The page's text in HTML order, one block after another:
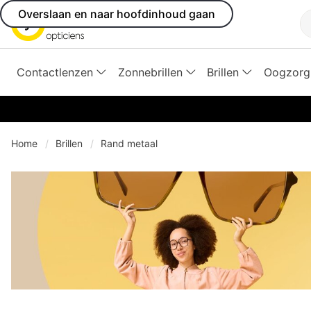
Overslaan en naar hoofdinhoud gaan
Contactlenzen Zonnebrillen Brillen Oogzorg
Home Brillen Rand metaal